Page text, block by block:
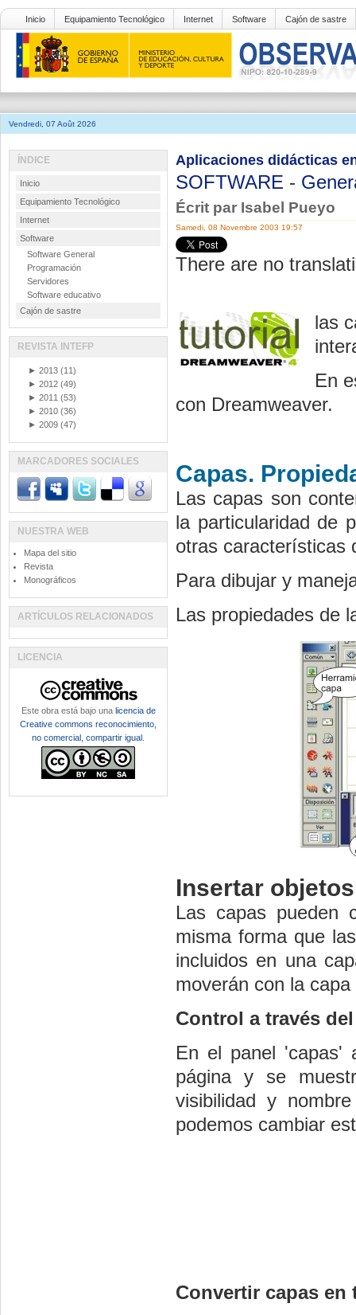
Inicio Equipamiento Tecnológico Internet Software Cajón de sastre
Vendredi, 07 Août 2026
Aplicaciones didácticas
SOFTWARE -
Écrit par Isabel Pueyo
Samedi, 08 Novembre 2003 19:57
There are no
las
En
con Dreamweaver.
Capas.
Las capas son
la particularidad de
otras características
Para dibujar y
Las propiedades de
Insertar
Las capas pueden
misma forma que
incluidos en una
moverán con la
Control a través
En el panel 'capas'
página y se
visibilidad y
podemos cambiar
Convertir capas en
ÍNDICE
Inicio
Equipamiento Tecnológico
Internet
Software
Software General
Programación
Servidores
Software educativo
Cajón de sastre
REVISTA INTEFP
► 2013 (11)
► 2012 (49)
► 2011 (53)
► 2010 (36)
► 2009 (47)
MARCADORES SOCIALES
NUESTRA WEB
Mapa del sitio
Revista
Monográficos
ARTÍCULOS RELACIONADOS
LICENCIA
Este obra está bajo una licencia de
Creative commons reconocimiento,
no comercial, compartir igual